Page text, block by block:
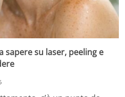
sapere su laser, peeling e